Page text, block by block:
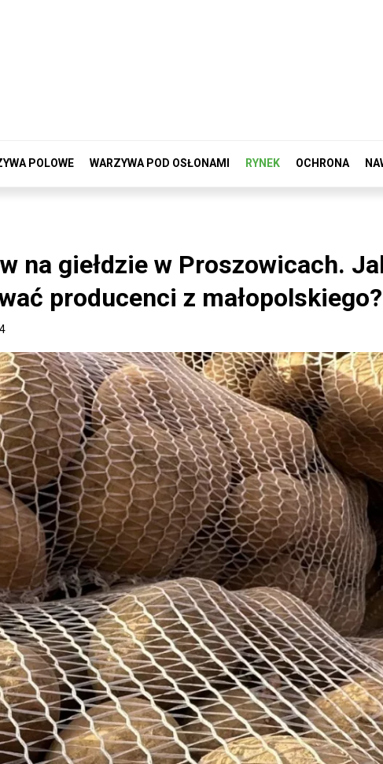
POLOWE WARZYWA POD OSŁONAMI RYNEK OCHRONA
na giełdzie w Proszowicach.
producenci z małopolskiego?